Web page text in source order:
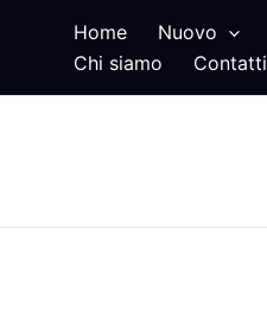
Home Nuovo
Chi siamo
Contatti